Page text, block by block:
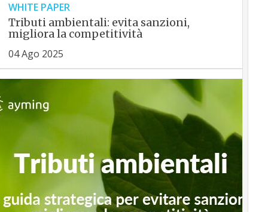
WHITE PAPER
Tributi ambientali: evita sanzioni,
migliora la competitività
04 Ago 2025